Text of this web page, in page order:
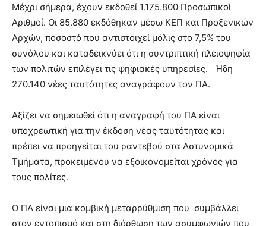
Μέχρι σήμερα, έχουν εκδοθεί 1.175.800 Προσωπικοί
Αριθμοί. Οι 85.880 εκδόθηκαν μέσω ΚΕΠ και Προξενικών
Αρχών, ποσοστό που αντιστοιχεί μόλις στο 7,5% του
συνόλου και καταδεικνύει ότι η συντριπτική πλειοψηφία
των πολιτών επιλέγει τις ψηφιακές υπηρεσίες. Ήδη
270.140 νέες ταυτότητες αναγράφουν τον ΠΑ.
Αξίζει να σημειωθεί ότι η αναγραφή του ΠΑ είναι
υποχρεωτική για την έκδοση νέας ταυτότητας και
πρέπει να προηγείται του ραντεβού στα Αστυνομικά
Τμήματα, προκειμένου να εξοικονομείται χρόνος για
τους πολίτες.
Ο ΠΑ είναι μια κομβική μεταρρύθμιση που συμβάλλει
στον εντοπισμό και στη διόρθωση των ασυμφωνιών που